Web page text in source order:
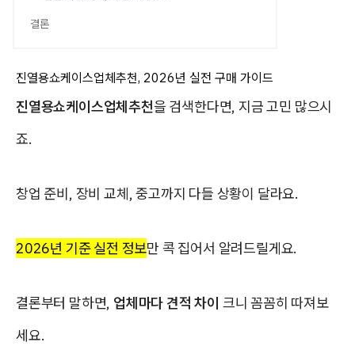
결론
진열용쇼케이스업체추천, 2026년 실전 구매 가이드
진열용쇼케이스업체추천을 검색한다면, 지금 고민 많으시
죠.
창업 준비, 장비 교체, 중고까지 다들 상황이 달라요.
2026년 기준 실전 정보만 콕 집어서 알려드릴게요.
결론부터 말하면, 업체마다 견적 차이 크니 꼼꼼히 따져보
세요.